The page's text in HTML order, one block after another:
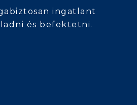
ingatlant
és befektetni.